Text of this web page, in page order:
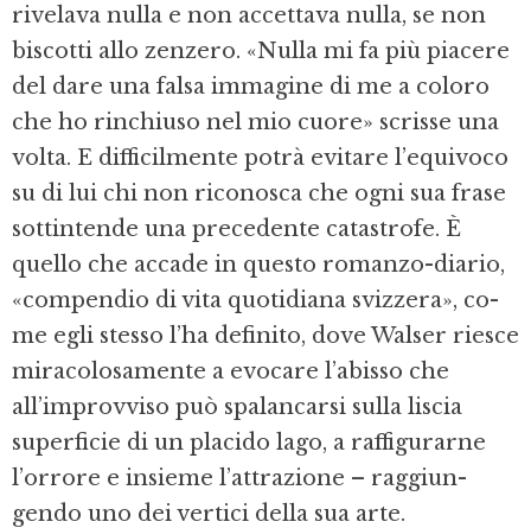
rivelava nulla e non accettava nulla, se non
biscotti allo zenzero. «Nulla mi fa più piacere
del dare una falsa immagine di me a coloro
che ho rinchiuso nel mio cuore» scrisse una
volta. E difficilmente potrà evitare l’equivoco
su di lui chi non riconosca che ogni sua fra­se
sottintende una precedente catastrofe. È
quello che accade in questo romanzo-­diario,
«compendio di vita quotidiana svizzera», co­
me egli stesso l’ha definito, dove Walser rie­sce
miracolosamente a evocare l’abisso che
all’improvviso può spalancarsi sulla liscia
superficie di un placido lago, a raffigurarne
l’orrore e insieme l’attrazione – raggiun­
gendo uno dei vertici della sua arte.